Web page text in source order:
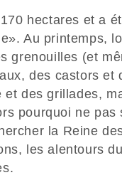
hectares et a
Au printemps,
grenouilles (et
des castors et
des grillades,
pourquoi ne pas
la Reine
les alentours